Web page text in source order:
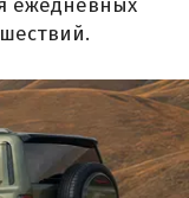
ежедневных